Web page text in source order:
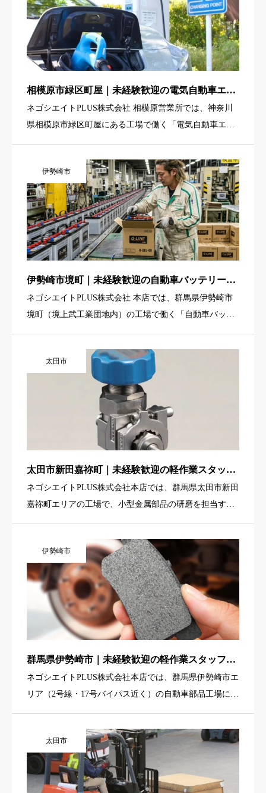
相模原市緑区町屋｜未経験歓迎の電気自動車エア
コン用小型部品の品質検査・寸法測定（2勤2休交
替勤務）
ネゴシエイトPLUS株式会社 相模原営業所では、神奈川
県相模原市緑区町屋にある工場で働く「電気自動車エア
しています。取り扱うのはアルミ製の小型部品が中心
で、体への負担が少 […]
伊勢崎市
伊勢崎市境町｜未経験歓迎の自動車バッテリー箱
詰め軽作業スタッフ
ネゴシエイトPLUS株式会社 本店では、群馬県伊勢崎市
境町（境上武工業団地内）の工場で働く「自動車バッテ
は、自動車に搭載される鉛バッテリー。ラインから流れ
てくる完成品を箱に […]
太田市
太田市新田嘉祢町｜未経験歓迎の軽作業スタッフ
募集｜2交替、バルブ製品の研磨・組立・検査
（クリーンルーム）
ネゴシエイトPLUS株式会社本店では、群馬県太田市新田
嘉祢町エリアの工場で、小型金属部品の研磨を担当する
に収まるサイズのパーツが中心。機械へのセットや取り
出し、簡単な研磨 […]
伊勢崎市
群馬県伊勢崎市｜未経験歓迎の軽作業スタッフ募
集｜自動車ブレーキパッド製造（2交替・土日休
み）
ネゴシエイトPLUS株式会社本店では、群馬県伊勢崎市エ
リア（2号線・17号バイパス近く）の自動車部品工場に
しています。お任せするのは、カード大の製品を専用の
治具に引っ掛け […]
太田市